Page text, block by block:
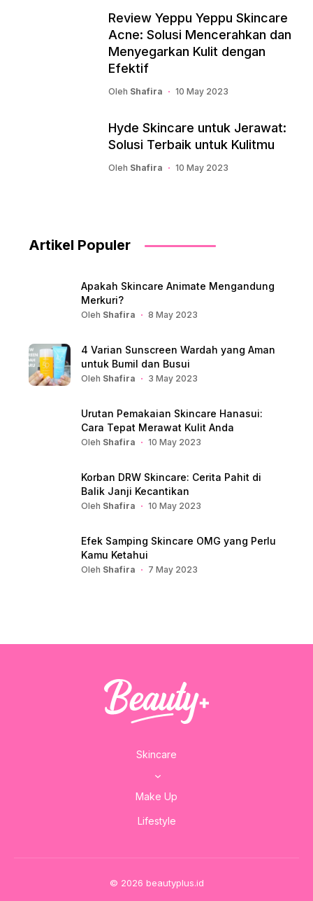
Review Yeppu Yeppu Skincare
Acne: Solusi Mencerahkan dan
Menyegarkan Kulit dengan
Efektif
Oleh Shafira 10 May 2023
Hyde Skincare untuk Jerawat:
Solusi Terbaik untuk Kulitmu
Oleh Shafira 10 May 2023
Artikel Populer
Apakah Skincare Animate Mengandung
Merkuri?
Oleh Shafira 8 May 2023
4 Varian Sunscreen Wardah yang Aman
untuk Bumil dan Busui
Oleh Shafira 3 May 2023
Urutan Pemakaian Skincare Hanasui:
Cara Tepat Merawat Kulit Anda
Oleh Shafira 10 May 2023
Korban DRW Skincare: Cerita Pahit di
Balik Janji Kecantikan
Oleh Shafira 10 May 2023
Efek Samping Skincare OMG yang Perlu
Kamu Ketahui
Oleh Shafira 7 May 2023
Skincare
Make Up
Lifestyle
© 2026 beautyplus.id